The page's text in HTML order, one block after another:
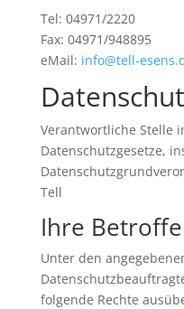
Tel: 04971/2220
Fax: 04971/948895
eMail: info@tell-
Verantwortliche Stelle
Datenschutzgesetze,
Tell
Ihre
Unter den
folgende Rechte